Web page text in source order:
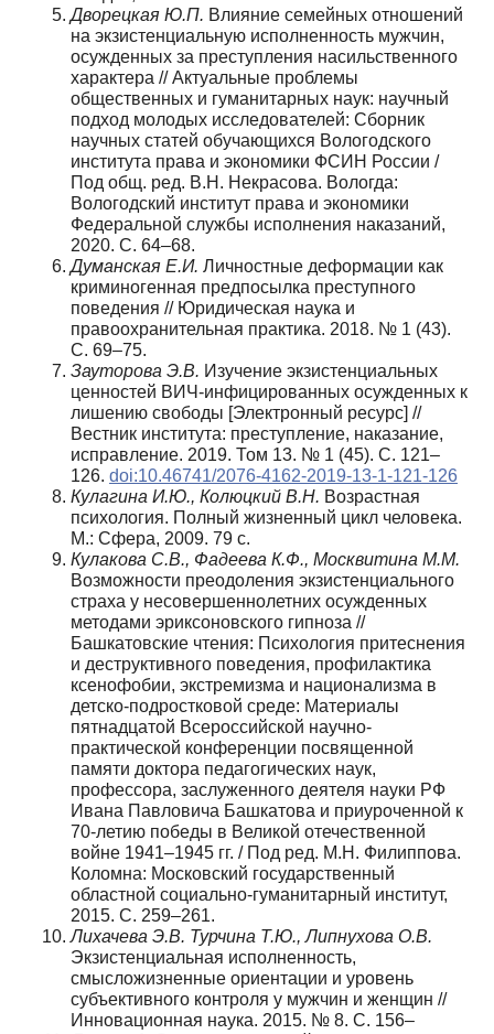
Дворецкая Ю.П. Влияние семейных отношений
на экзистенциальную исполненность мужчин,
осужденных за преступления насильственного
характера // Актуальные проблемы
общественных и гуманитарных наук: научный
подход молодых исследователей: Сборник
научных статей обучающихся Вологодского
института права и экономики ФСИН России /
Под общ. ред. В.Н. Некрасова. Вологда:
Вологодский институт права и экономики
Федеральной службы исполнения наказаний,
2020. С. 64–68.
Думанская Е.И. Личностные деформации как
криминогенная предпосылка преступного
поведения // Юридическая наука и
правоохранительная практика. 2018. № 1 (43).
С. 69–75.
Зауторова Э.В. Изучение экзистенциальных
ценностей ВИЧ-инфицированных осужденных к
лишению свободы [Электронный ресурс] //
Вестник института: преступление, наказание,
исправление. 2019. Том 13. № 1 (45). С. 121–
126. doi:10.46741/2076-4162-2019-13-1-121-126
Кулагина И.Ю., Колюцкий В.Н. Возрастная
психология. Полный жизненный цикл человека.
М.: Сфера, 2009. 79 с.
Кулакова С.В., Фадеева К.Ф., Москвитина М.М.
Возможности преодоления экзистенциального
страха у несовершеннолетних осужденных
методами эриксоновского гипноза //
Башкатовские чтения: Психология притеснения
и деструктивного поведения, профилактика
ксенофобии, экстремизма и национализма в
детско-подростковой среде: Материалы
пятнадцатой Всероссийской научно-
практической конференции посвященной
памяти доктора педагогических наук,
профессора, заслуженного деятеля науки РФ
Ивана Павловича Башкатова и приуроченной к
70-летию победы в Великой отечественной
войне 1941–1945 гг. / Под ред. М.Н. Филиппова.
Коломна: Московский государственный
областной социально-гуманитарный институт,
2015. С. 259–261.
Лихачева Э.В. Турчина Т.Ю., Липнухова О.В.
Экзистенциальная исполненность,
смысложизненные ориентации и уровень
субъективного контроля у мужчин и женщин //
Инновационная наука. 2015. № 8. С. 156–